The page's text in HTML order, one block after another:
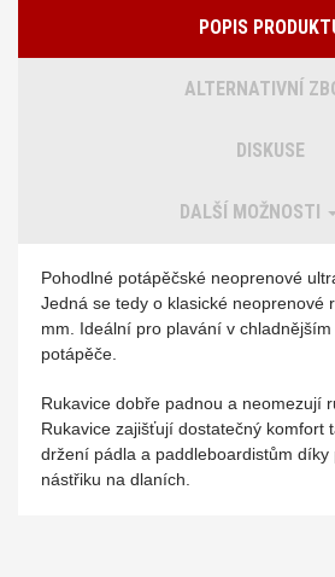
POPIS
ALTERNATIVNÍ
DISKUSE
DALŠÍ MOŽNOSTI
Pohodlné potápěčské neoprenové
Jedná se tedy o klasické neoprenové
mm. Ideální pro plavání v
potápěče.
Rukavice dobře padnou a neomezují
Rukavice zajišťují dostatečný komfort
držení pádla a paddleboardistům díky
nástřiku na dlaních.